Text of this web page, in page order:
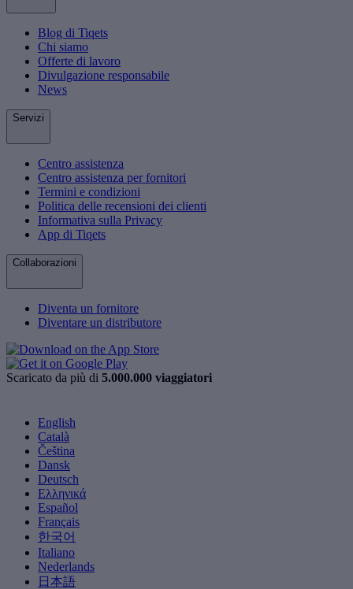
Blog di Tiqets
Chi siamo
Offerte di lavoro
Divulgazione responsabile
News
Servizi
Centro assistenza
Centro assistenza per fornitori
Termini e condizioni
Politica delle recensioni dei clienti
Informativa sulla Privacy
App di Tiqets
Collaborazioni
Diventa un fornitore
Diventare un distributore
Scaricato da più di 5.000.000 viaggiatori
English
Català
Čeština
Dansk
Deutsch
Ελληνικά
Español
Français
한국어
Italiano
Nederlands
日本語